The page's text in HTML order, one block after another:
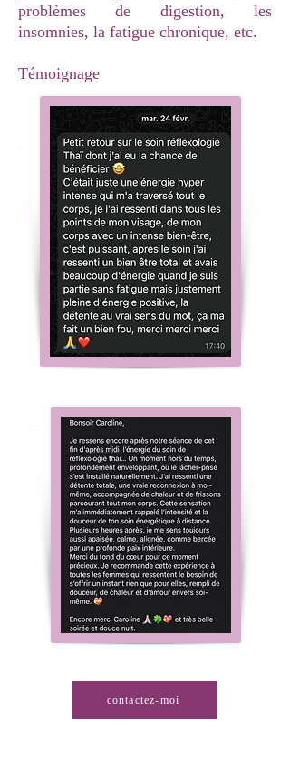
problèmes de digestion, les
insomnies, la fatigue chronique, etc.
Témoignage
contactez-moi